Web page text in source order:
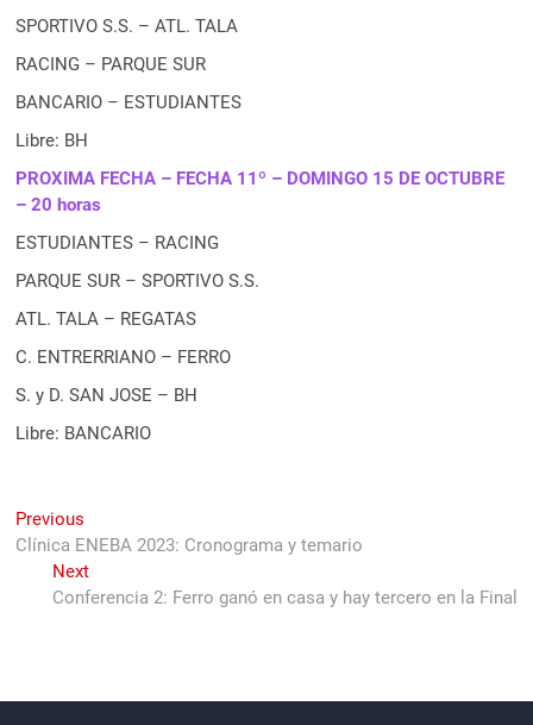
SPORTIVO S.S. – ATL. TALA
RACING – PARQUE SUR
BANCARIO – ESTUDIANTES
Libre: BH
PROXIMA FECHA – FECHA 11º – DOMINGO 15 DE OCTUBRE
– 20 horas
ESTUDIANTES – RACING
PARQUE SUR – SPORTIVO S.S.
ATL. TALA – REGATAS
C. ENTRERRIANO – FERRO
S. y D. SAN JOSE – BH
Libre: BANCARIO
Navegación
de
entradas
Previous
post:
Clínica ENEBA 2023: Cronograma y temario
NextNext
post:
Conferencia 2: Ferro ganó en casa y hay tercero en la Final